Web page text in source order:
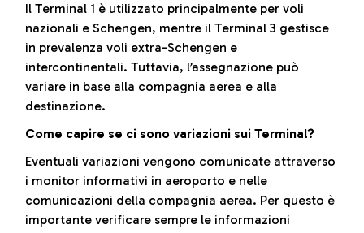
Il Terminal 1 è utilizzato principalmente per voli
nazionali e Schengen, mentre il Terminal 3 gestisce
in prevalenza voli extra-Schengen e
intercontinentali. Tuttavia, l’assegnazione può
variare in base alla compagnia aerea e alla
destinazione.
Come capire se ci sono variazioni sui Terminal?
Eventuali variazioni vengono comunicate attraverso
i monitor informativi in aeroporto e nelle
comunicazioni della compagnia aerea. Per questo è
importante verificare sempre le informazioni